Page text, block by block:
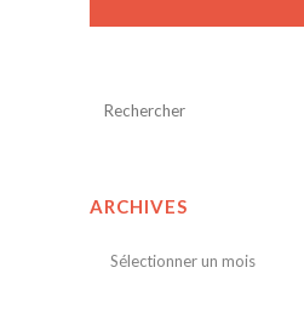
ARCHIVES
Archives